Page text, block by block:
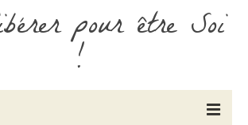
pour être Soi
!